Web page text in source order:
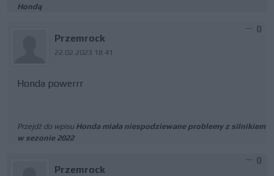
Hondą
Przemrock
22.02.2023 18:41
0
Honda powerrr
Przejdź do wpisu Honda miała niespodziewane problemy z silnikiem
w sezonie 2022
Przemrock
0